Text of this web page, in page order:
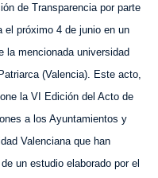
de Transparencia por parte
el próximo 4 de junio en un
la mencionada universidad
(Valencia). Este acto,
la VI Edición del Acto de
a los Ayuntamientos y
Valenciana que han
un estudio elaborado por el